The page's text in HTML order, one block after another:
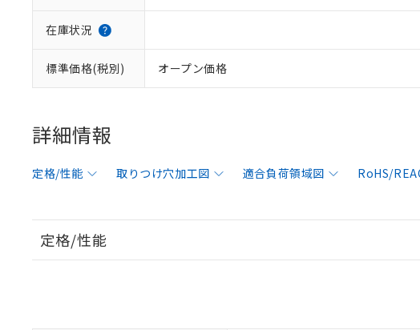
在庫状況
標準価格(税別) オープン価格
詳細情報
定格/性能 取りつけ穴加工図 適合負荷領域図 RoHS/
定格/性能